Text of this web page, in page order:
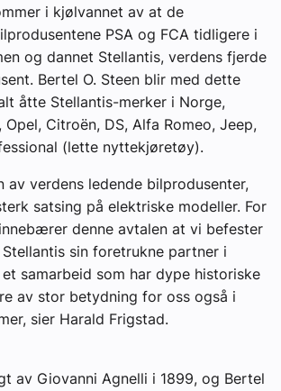
i kjølvannet av at de
PSA og FCA tidligere i
og dannet Stellantis, verdens fjerde
Bertel O. Steen blir med dette
åtte Stellantis-merker i Norge,
Opel, Citroën, DS, Alfa Romeo, Jeep,
(lette nyttekjøretøy).
av verdens ledende bilprodusenter,
satsing på elektriske modeller. For
denne avtalen at vi befester
sin foretrukne partner i
samarbeid som har dype historiske
av stor betydning for oss også i
sier Harald Frigstad.
av Giovanni Agnelli i 1899, og Bertel